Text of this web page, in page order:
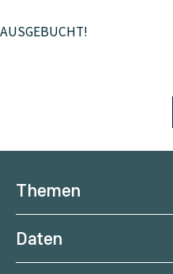
AUSGEBUCHT!
Themen
Klima
Daten